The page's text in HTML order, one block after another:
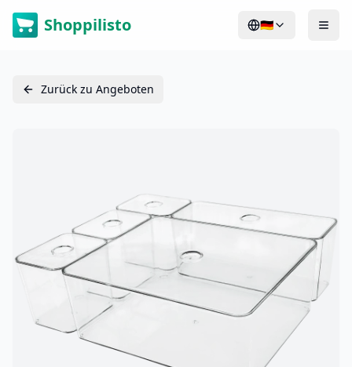
Shoppilisto 🇩🇪
Zurück zu Angeboten